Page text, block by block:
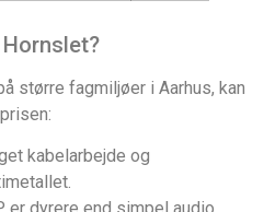
større fagmiljøer i Aarhus, kan
kabelarbejde og